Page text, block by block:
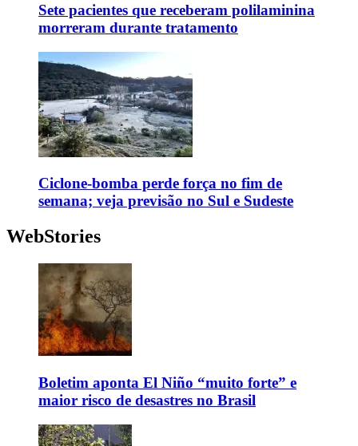
Sete pacientes que receberam polilaminina
morreram durante tratamento
Ciclone-bomba perde força no fim de
semana; veja previsão no Sul e Sudeste
WebStories
Boletim aponta El Niño “muito forte” e
maior risco de desastres no Brasil